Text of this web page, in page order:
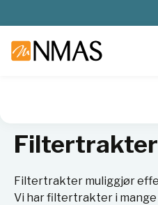
Filtertrakter
Filtertrakter muliggjør
Vi har filtertrakter i